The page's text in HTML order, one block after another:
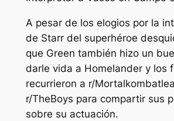
A pesar de los elogios por la
de Starr del superhéroe
que Green también hizo un
darle vida a Homelander y los
recurrieron a r/
r/TheBoys para compartir sus
sobre su actuación.